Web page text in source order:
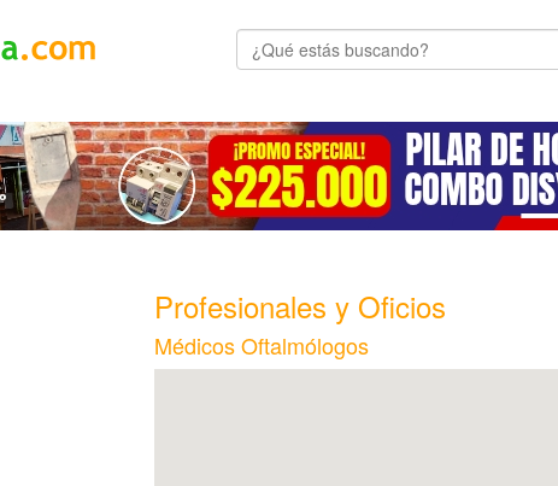
Profesionales y Oficios
Médicos Oftalmólogos